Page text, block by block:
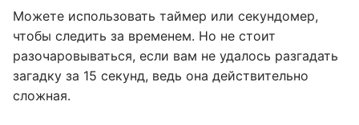
Можете использовать таймер или секундомер,
чтобы следить за временем. Но не стоит
разочаровываться, если вам не удалось разгадать
загадку за 15 секунд, ведь она действительно
сложная.